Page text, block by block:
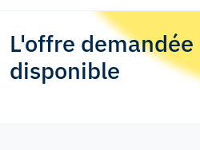
L'offre
disponible